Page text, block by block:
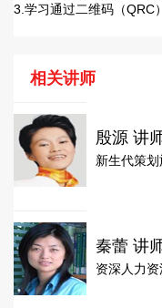
3.学习通过二维码（QRC
相关讲师
殷源 讲
新生代策
秦蕾 讲
资深人力资